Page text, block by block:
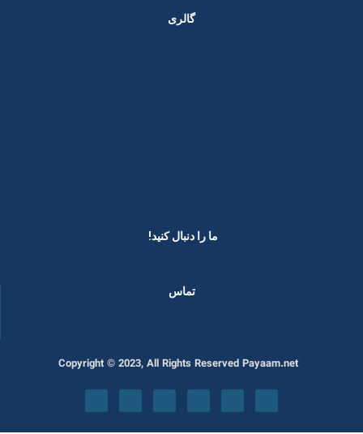
گالری
ما را دنبال کنید! ​
تماس
Copyright © 2023, All Rights Reserved Payaam.net